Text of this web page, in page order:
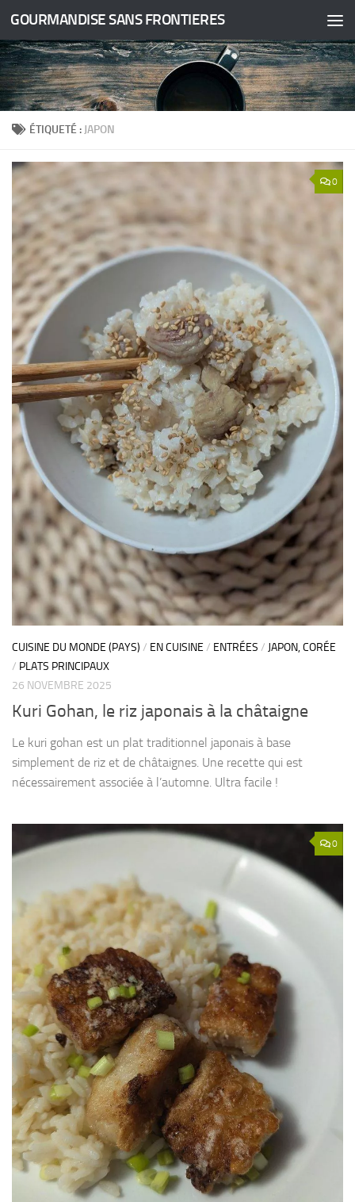
Skip to content
GOURMANDISE SANS FRONTIERES
ÉTIQUETÉ : JAPON
0
CUISINE DU MONDE (PAYS) / EN CUISINE / ENTRÉES / JAPON, CORÉE
/ PLATS PRINCIPAUX
26 NOVEMBRE 2025
Kuri Gohan, le riz japonais à la châtaigne
Le kuri gohan est un plat traditionnel japonais à base
simplement de riz et de châtaignes. Une recette qui est
nécessairement associée à l’automne. Ultra facile !
0